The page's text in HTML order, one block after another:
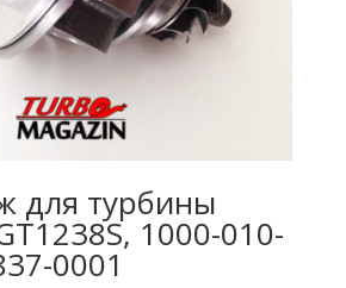
для турбины
1000-010-
0001